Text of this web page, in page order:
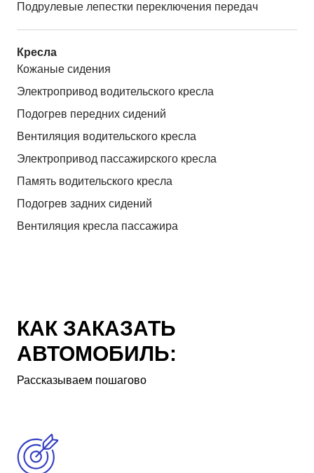
Подрулевые лепестки переключения передач
Кресла
Кожаные сидения
Электропривод водительского кресла
Подогрев передних сидений
Вентиляция водительского кресла
Электропривод пассажирского кресла
Память водительского кресла
Подогрев задних сидений
Вентиляция кресла пассажира
КАК ЗАКАЗАТЬ
АВТОМОБИЛЬ:
Рассказываем пошагово